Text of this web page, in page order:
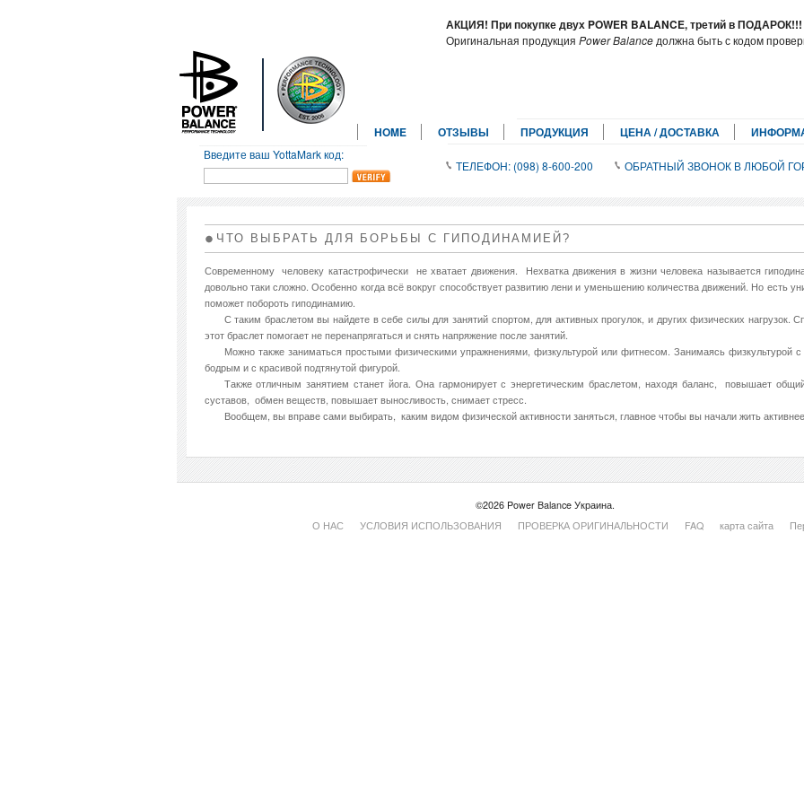
АКЦИЯ! При покупке двух POWER BALANCE, третий в ПОДАРОК!!!
Оригинальная продукция Power Balance должна быть с кодом
HOME ОТЗЫВЫ ПРОДУКЦИЯ ЦЕНА / ДОСТАВКА
ТЕЛЕФОН: (098) 8-600-200 ОБРАТНЫЙ ЗВОНОК В ЛЮБОЙ
Введите ваш YottaMark код:
ЧТО ВЫБРАТЬ ДЛЯ БОРЬБЫ С ГИПОДИНАМИЕЙ?
Современному человеку катастрофически не хватает движения. Нехватка движения в жизни человека называется
довольно таки сложно. Особенно когда всё вокруг способствует развитию лени и уменьшению количества движений. Но есть
поможет побороть гиподинамию.
С таким браслетом вы найдете в себе силы для занятий спортом, для активных прогулок, и других физических нагрузок.
этот браслет помогает не перенапрягаться и снять напряжение после занятий.
Можно также заниматься простыми физическими упражнениями, физкультурой или фитнесом. Занимаясь физкультурой
бодрым и с красивой подтянутой фигурой.
Также отличным занятием станет йога. Она гармонирует с энергетическим браслетом, находя баланс, повышает
суставов, обмен веществ, повышает выносливость, снимает стресс.
Вообщем, вы вправе сами выбирать, каким видом физической активности заняться, главное чтобы вы начали жить
©2026 Power Balance Украина.
О НАС
УСЛОВИЯ ИСПОЛЬЗОВАНИЯ ПРОВЕРКА ОРИГИНАЛЬНОСТИ FAQ карта сайта